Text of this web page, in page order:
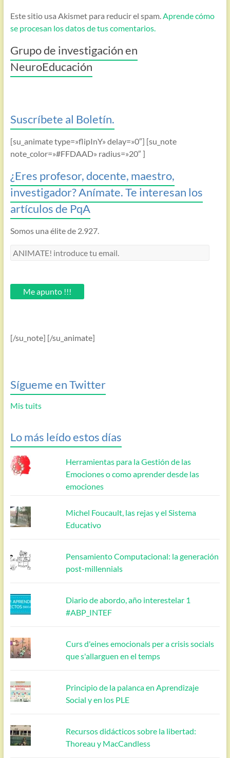
Este sitio usa Akismet para reducir el spam.Aprende cómo
se procesan los datos de tus comentarios.
Grupo de investigación en
NeuroEducación
Suscríbete al Boletín.
[su_animate type=»flipInY» delay=»0″] [su_note
note_color=»#FFDAAD» radius=»20″ ]
¿Eres profesor, docente, maestro,
investigador? Anímate. Te interesan los
artículos de PqA
Somos una élite de 2.927.
ANIMATE!
email.Me apunto !!!
[/su_note] [/su_animate]
Sígueme en Twitter
Mis tuits
Lo más leído estos días
Herramientas para la Gestión de las
Emociones o como aprender desde las
emociones
Michel Foucault, las rejas y el Sistema
Educativo
Pensamiento Computacional: la generación
post-millennials
Diario de abordo, año interestelar 1
#ABP_INTEF
Curs d'eines emocionals per a crisis socials
que s'allarguen en el temps
Principio de la palanca en Aprendizaje
Social y en los PLE
Recursos didácticos sobre la libertad:
Thoreau y MacCandless